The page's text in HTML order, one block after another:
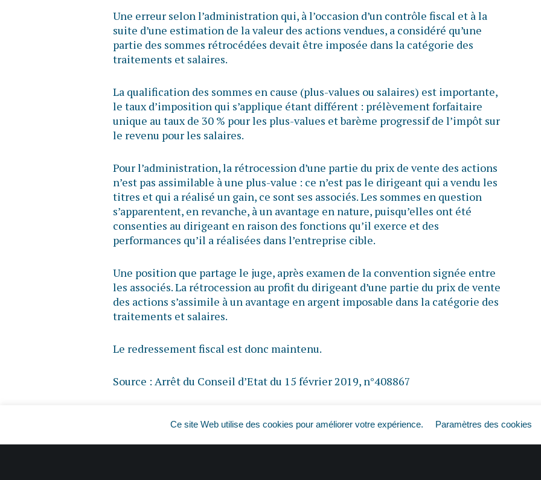
Une erreur selon l’administration qui, à l’occasion d’un contrôle fiscal et à la
suite d’une estimation de la valeur des actions vendues, a considéré qu’une
partie des sommes rétrocédées devait être imposée dans la catégorie des
traitements et salaires.
La qualification des sommes en cause (plus-values ou salaires) est importante,
le taux d’imposition qui s’applique étant différent : prélèvement forfaitaire
unique au taux de 30 % pour les plus-values et barème progressif de l’impôt sur
le revenu pour les salaires.
Pour l’administration, la rétrocession d’une partie du prix de vente des actions
n’est pas assimilable à une plus-value : ce n’est pas le dirigeant qui a vendu les
titres et qui a réalisé un gain, ce sont ses associés. Les sommes en question
s’apparentent, en revanche, à un avantage en nature, puisqu’elles ont été
consenties au dirigeant en raison des fonctions qu’il exerce et des
performances qu’il a réalisées dans l’entreprise cible.
Une position que partage le juge, après examen de la convention signée entre
les associés. La rétrocession au profit du dirigeant d’une partie du prix de vente
des actions s’assimile à un avantage en argent imposable dans la catégorie des
traitements et salaires.
Le redressement fiscal est donc maintenu.
Source : Arrêt du Conseil d’Etat du 15 février 2019, n°408867
© Copyright WebLex – 2019
Ce site Web utilise des cookies pour améliorer votre expérience. Paramètres des cookies